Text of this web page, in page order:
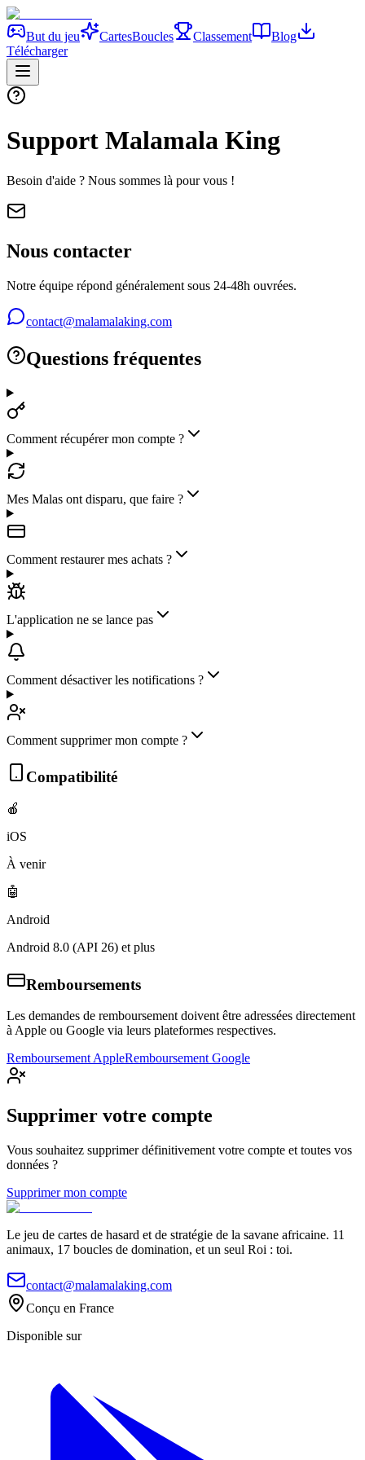
But du jeu CartesBoucles Classement
Blog
Télécharger
Support Malamala King
Besoin d'aide ? Nous sommes là pour vous !
Nous contacter
Notre équipe répond généralement sous 24-48h ouvrées.
contact@malamalaking.com
Questions fréquentes
Comment récupérer mon compte ?
Mes Malas ont disparu, que faire ?
Comment restaurer mes achats ?
L'application ne se lance pas
Comment désactiver les notifications ?
Comment supprimer mon compte ?
Compatibilité
🍎
iOS
À venir
🤖
Android
Android 8.0 (API 26) et plus
Remboursements
Les demandes de remboursement doivent être adressées directement
à Apple ou Google via leurs plateformes respectives.
Remboursement AppleRemboursement Google
Supprimer votre compte
Vous souhaitez supprimer définitivement votre compte et toutes vos
données ?
Supprimer mon compte
Le jeu de cartes de hasard et de stratégie de la savane africaine. 11
animaux, 17 boucles de domination, et un seul Roi : toi.
contact@malamalaking.com
Conçu en France
Disponible sur